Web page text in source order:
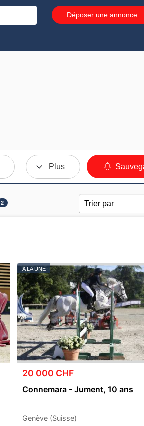
Déposer une annonce
Plus
2
A LA UNE
20 000 CHF
Connemara - Jument, 10 ans
Genève (Suisse)